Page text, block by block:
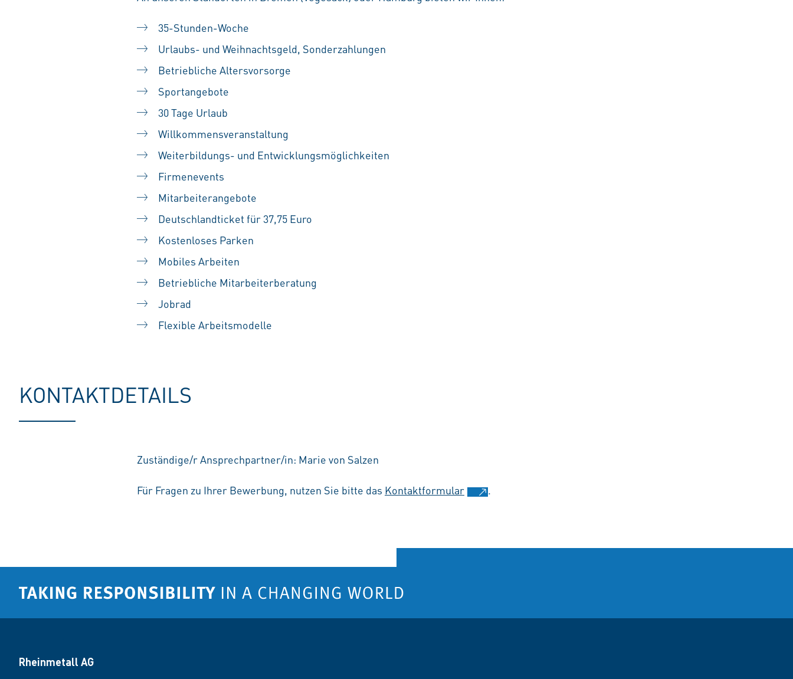
35-Stunden-Woche
Urlaubs- und Weihnachtsgeld, Sonderzahlungen
Betriebliche Altersvorsorge
Sportangebote
30 Tage Urlaub
Willkommensveranstaltung
Weiterbildungs- und Entwicklungsmöglichkeiten
Firmenevents
Mitarbeiterangebote
Deutschlandticket für 37,75 Euro
Kostenloses Parken
Mobiles Arbeiten
Betriebliche Mitarbeiterberatung
Jobrad
Flexible Arbeitsmodelle
KONTAKTDETAILS
Zuständige/r Ansprechpartner/in: Marie von Salzen
Für Fragen zu Ihrer Bewerbung, nutzen Sie bitte das Kontaktformular .
Rheinmetall AG